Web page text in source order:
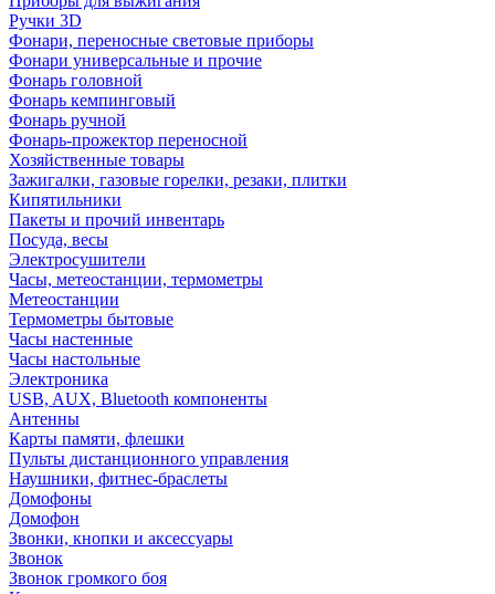
Ручки 3D
Фонари, переносные световые приборы
Фонари универсальные и прочие
Фонарь головной
Фонарь кемпинговый
Фонарь ручной
Фонарь-прожектор переносной
Хозяйственные товары
Зажигалки, газовые горелки, резаки, плитки
Кипятильники
Пакеты и прочий инвентарь
Посуда, весы
Электросушители
Часы, метеостанции, термометры
Метеостанции
Термометры бытовые
Часы настенные
Часы настольные
Электроника
USB, AUX, Bluetooth компоненты
Антенны
Карты памяти, флешки
Пульты дистанционного управления
Наушники, фитнес-браслеты
Домофоны
Домофон
Звонки, кнопки и аксессуары
Звонок
Звонок громкого боя